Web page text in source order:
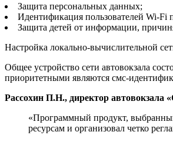
Защита персональных данных;
Идентификация пользователей Wi-Fi
Защита детей от информации,
Настройка локально-вычислительной
Общее устройство сети автовокзала
приоритетными являются смс-
Рассохин П.Н., директор автовокзала
«Программный продукт,
ресурсам и организовал четко